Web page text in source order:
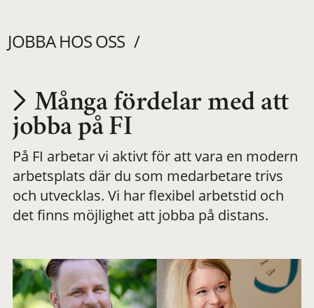
JOBBA HOS OSS
Utvecklas på en
meningsfull och
flexibel
Många fördelar med att
jobba på FI
På FI arbetar vi aktivt för att vara en modern
arbetsplats där du som medarbetare trivs
och utvecklas. Vi har flexibel arbetstid och
det finns möjlighet att jobba på distans.